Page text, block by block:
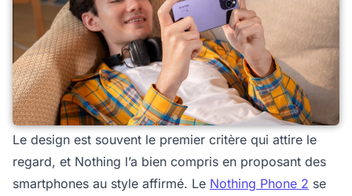
Le design est souvent le premier critère qui attire le
regard, et Nothing l’a bien compris en proposant des
smartphones au style affirmé. Le Nothing Phone 2 se